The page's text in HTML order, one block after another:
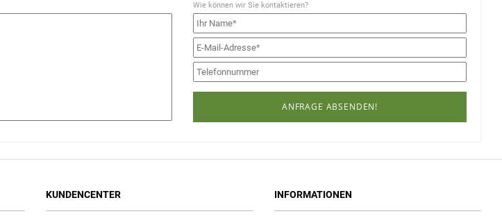
Wie können wir Sie kontaktieren?
ANFRAGE ABSENDEN!
KUNDENCENTER INFORMATIONEN